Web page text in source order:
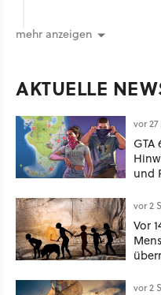
mehr anzeigen
AKTUELLE
vor
und
vor 2
Vor
vor 2